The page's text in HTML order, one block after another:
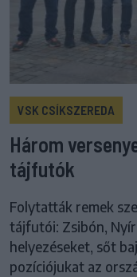
VSK CSÍKSZEREDA
Három
tájfutók
Folytatták remek
tájfutói: Zsibón,
helyezéseket, sőt
pozíciójukat az